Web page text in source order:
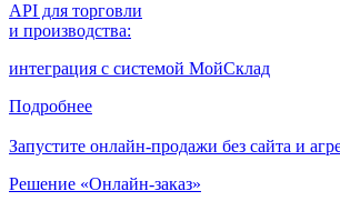
API для торговли
и производства:
интеграция с системой МойСклад
Подробнее
Запустите онлайн-продажи без сайта и
Решение «Онлайн-заказ»